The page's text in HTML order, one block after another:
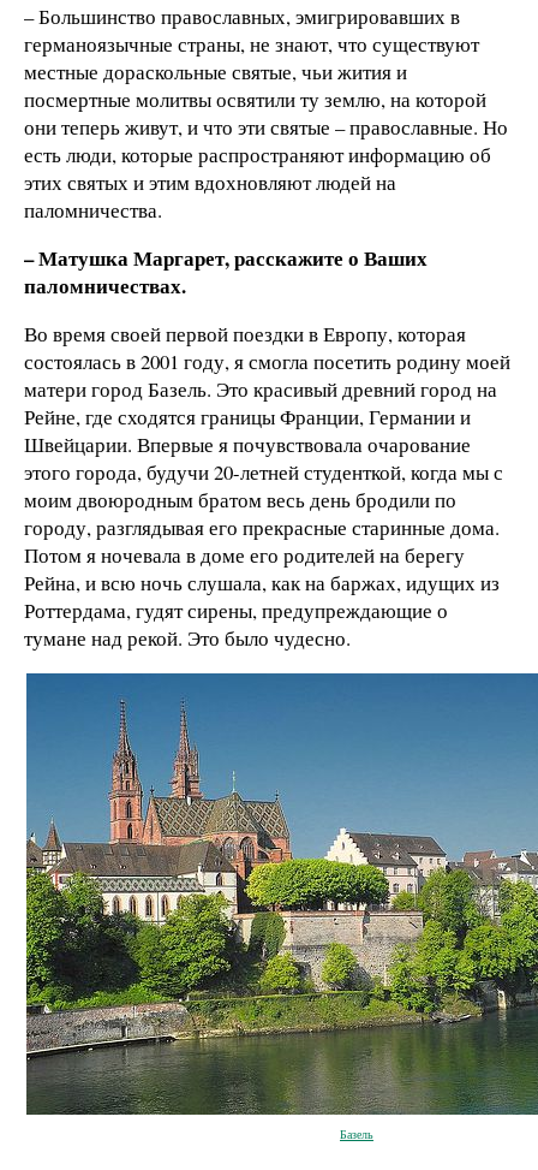
– Большинство православных, эмигрировавших в
германоязычные страны, не знают, что существуют
местные дораскольные святые, чьи жития и
посмертные молитвы освятили ту землю, на которой
они теперь живут, и что эти святые – православные. Но
есть люди, которые распространяют информацию об
этих святых и этим вдохновляют людей на
паломничества.
– Матушка Маргарет, расскажите о Ваших
паломничествах.
Во время своей первой поездки в Европу, которая
состоялась в 2001 году, я смогла посетить родину моей
матери город Базель. Это красивый древний город на
Рейне, где сходятся границы Франции, Германии и
Швейцарии. Впервые я почувствовала очарование
этого города, будучи 20-летней студенткой, когда мы с
моим двоюродным братом весь день бродили по
городу, разглядывая его прекрасные старинные дома.
Потом я ночевала в доме его родителей на берегу
Рейна, и всю ночь слушала, как на баржах, идущих из
Роттердама, гудят сирены, предупреждающие о
тумане над рекой. Это было чудесно.
Базель